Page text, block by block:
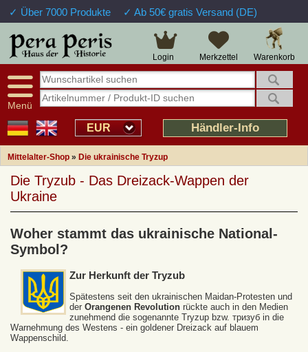
✓ Über 7000 Produkte ✓ Ab 50€ gratis Versand (DE)
Warenkorb
Merkzettel
Login
Menü
EUR Händler-Info
Mittelalter-Shop » Die ukrainische Tryzup
Die Tryzub - Das Dreizack-Wappen der
Ukraine
Woher stammt das ukrainische National-
Symbol?
Zur Herkunft der Tryzub
Spätestens seit den ukrainischen Maidan-Protesten und
der Orangenen Revolution rückte auch in den Medien
zunehmend die sogenannte Tryzup bzw. тризуб in die
Warnehmung des Westens - ein goldener Dreizack auf blauem
Wappenschild.